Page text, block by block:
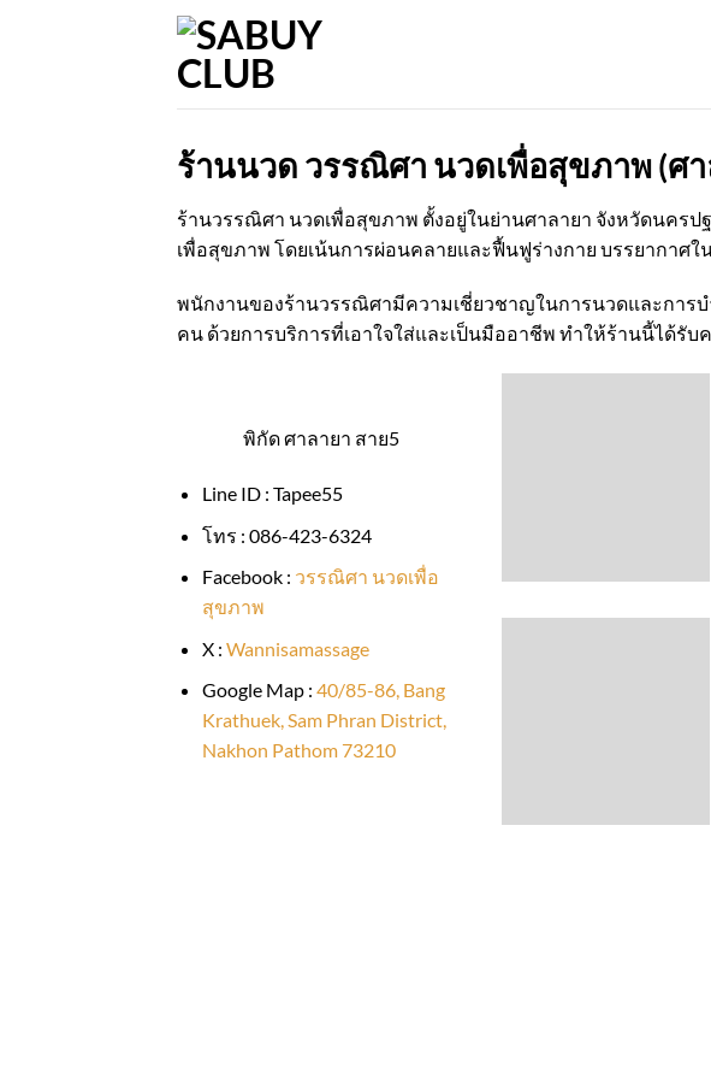
ร้านนวด วรรณิศา นวดเพื่อสุขภาพ (ศ
ร้านวรรณิศา นวดเพื่อสุขภาพ ตั้งอยู่ในย่านศาลายา จังหวัดนคร
เพื่อสุขภาพ โดยเน้นการผ่อนคลายและฟื้นฟูร่างกาย บรรยากาศ
พนักงานของร้านวรรณิศามีความเชี่ยวชาญในการนวดและการ
คน ด้วยการบริการที่เอาใจใส่และเป็นมืออาชีพ ทำให้ร้านนี้ได้รั
พิกัด ศาลายา สาย5
Line ID : Tapee55
โทร : 086-423-6324
Facebook : วรรณิศา นวดเพื่อ
สุขภาพ
X : Wannisamassage
Google Map : 40/85-86, Bang
Krathuek, Sam Phran District,
Nakhon Pathom 73210